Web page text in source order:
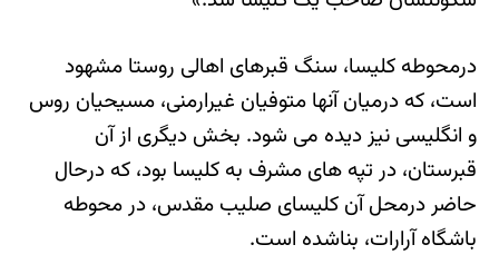
درمحوطه کلیسا، سنگ قبرهای اهالی روستا مشهود
است، که درمیان آنها متوفیان غیرارمنی، مسیحیان روس
و انگلیسی نیز دیده می شود. بخش دیگری از آن
قبرستان، در تپه های مشرف به کلیسا بود، که درحال
حاضر درمحل آن کلیسای صلیب مقدس، در محوطه
باشگاه آرارات، بناشده است.